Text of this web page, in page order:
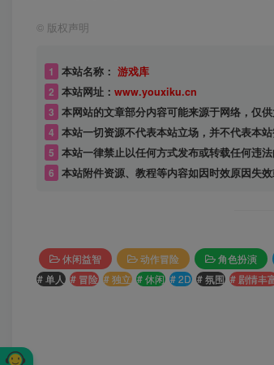
© 版权声明
1 本站名称： 游戏库
2 本站网址： www.youxiku.cn
3 本网站的文章部分内容可能来源于网络，仅
4 本站一切资源不代表本站立场，并不代表本
5 本站一律禁止以任何方式发布或转载任何违
6 本站附件资源、教程等内容如因时效原因失
休闲益智 动作冒险 角色扮演
# 单人 # 冒险 # 独立 # 休闲 # 2D # 氛围 # 剧情丰